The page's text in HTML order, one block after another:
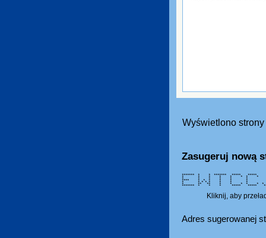
Wyświetlono
Zasugeruj nową
******* * * ******* *****
* * * * * * * *
* * * * *
**** * * * *
* * * * * * * *
* ** ** * * * * *
******* * * * ***** *****
Kliknij, aby
Adres sugerowanej